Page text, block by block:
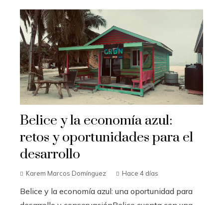
Belice y la economía azul:
retos y oportunidades para el
desarrollo
Karem Marcos Domínguez Hace 4 días
Belice y la economía azul: una oportunidad para